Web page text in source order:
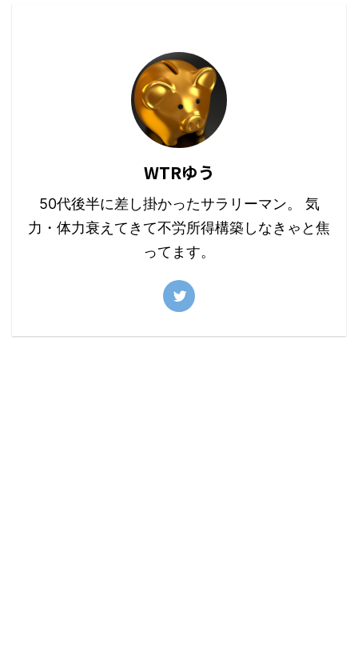
WTRゆう
50代後半に差し掛かったサラリーマン。 気
力・体力衰えてきて不労所得構築しなきゃと焦
ってます。